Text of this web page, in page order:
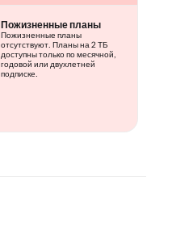
Пожизненные планы
Пожизненные планы
отсутствуют. Планы на 2 ТБ
доступны только по месячной,
годовой или двухлетней
подписке.